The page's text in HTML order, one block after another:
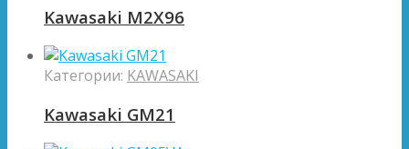
Kawasaki M2X96
Категории: KAWASAKI
Kawasaki GM21